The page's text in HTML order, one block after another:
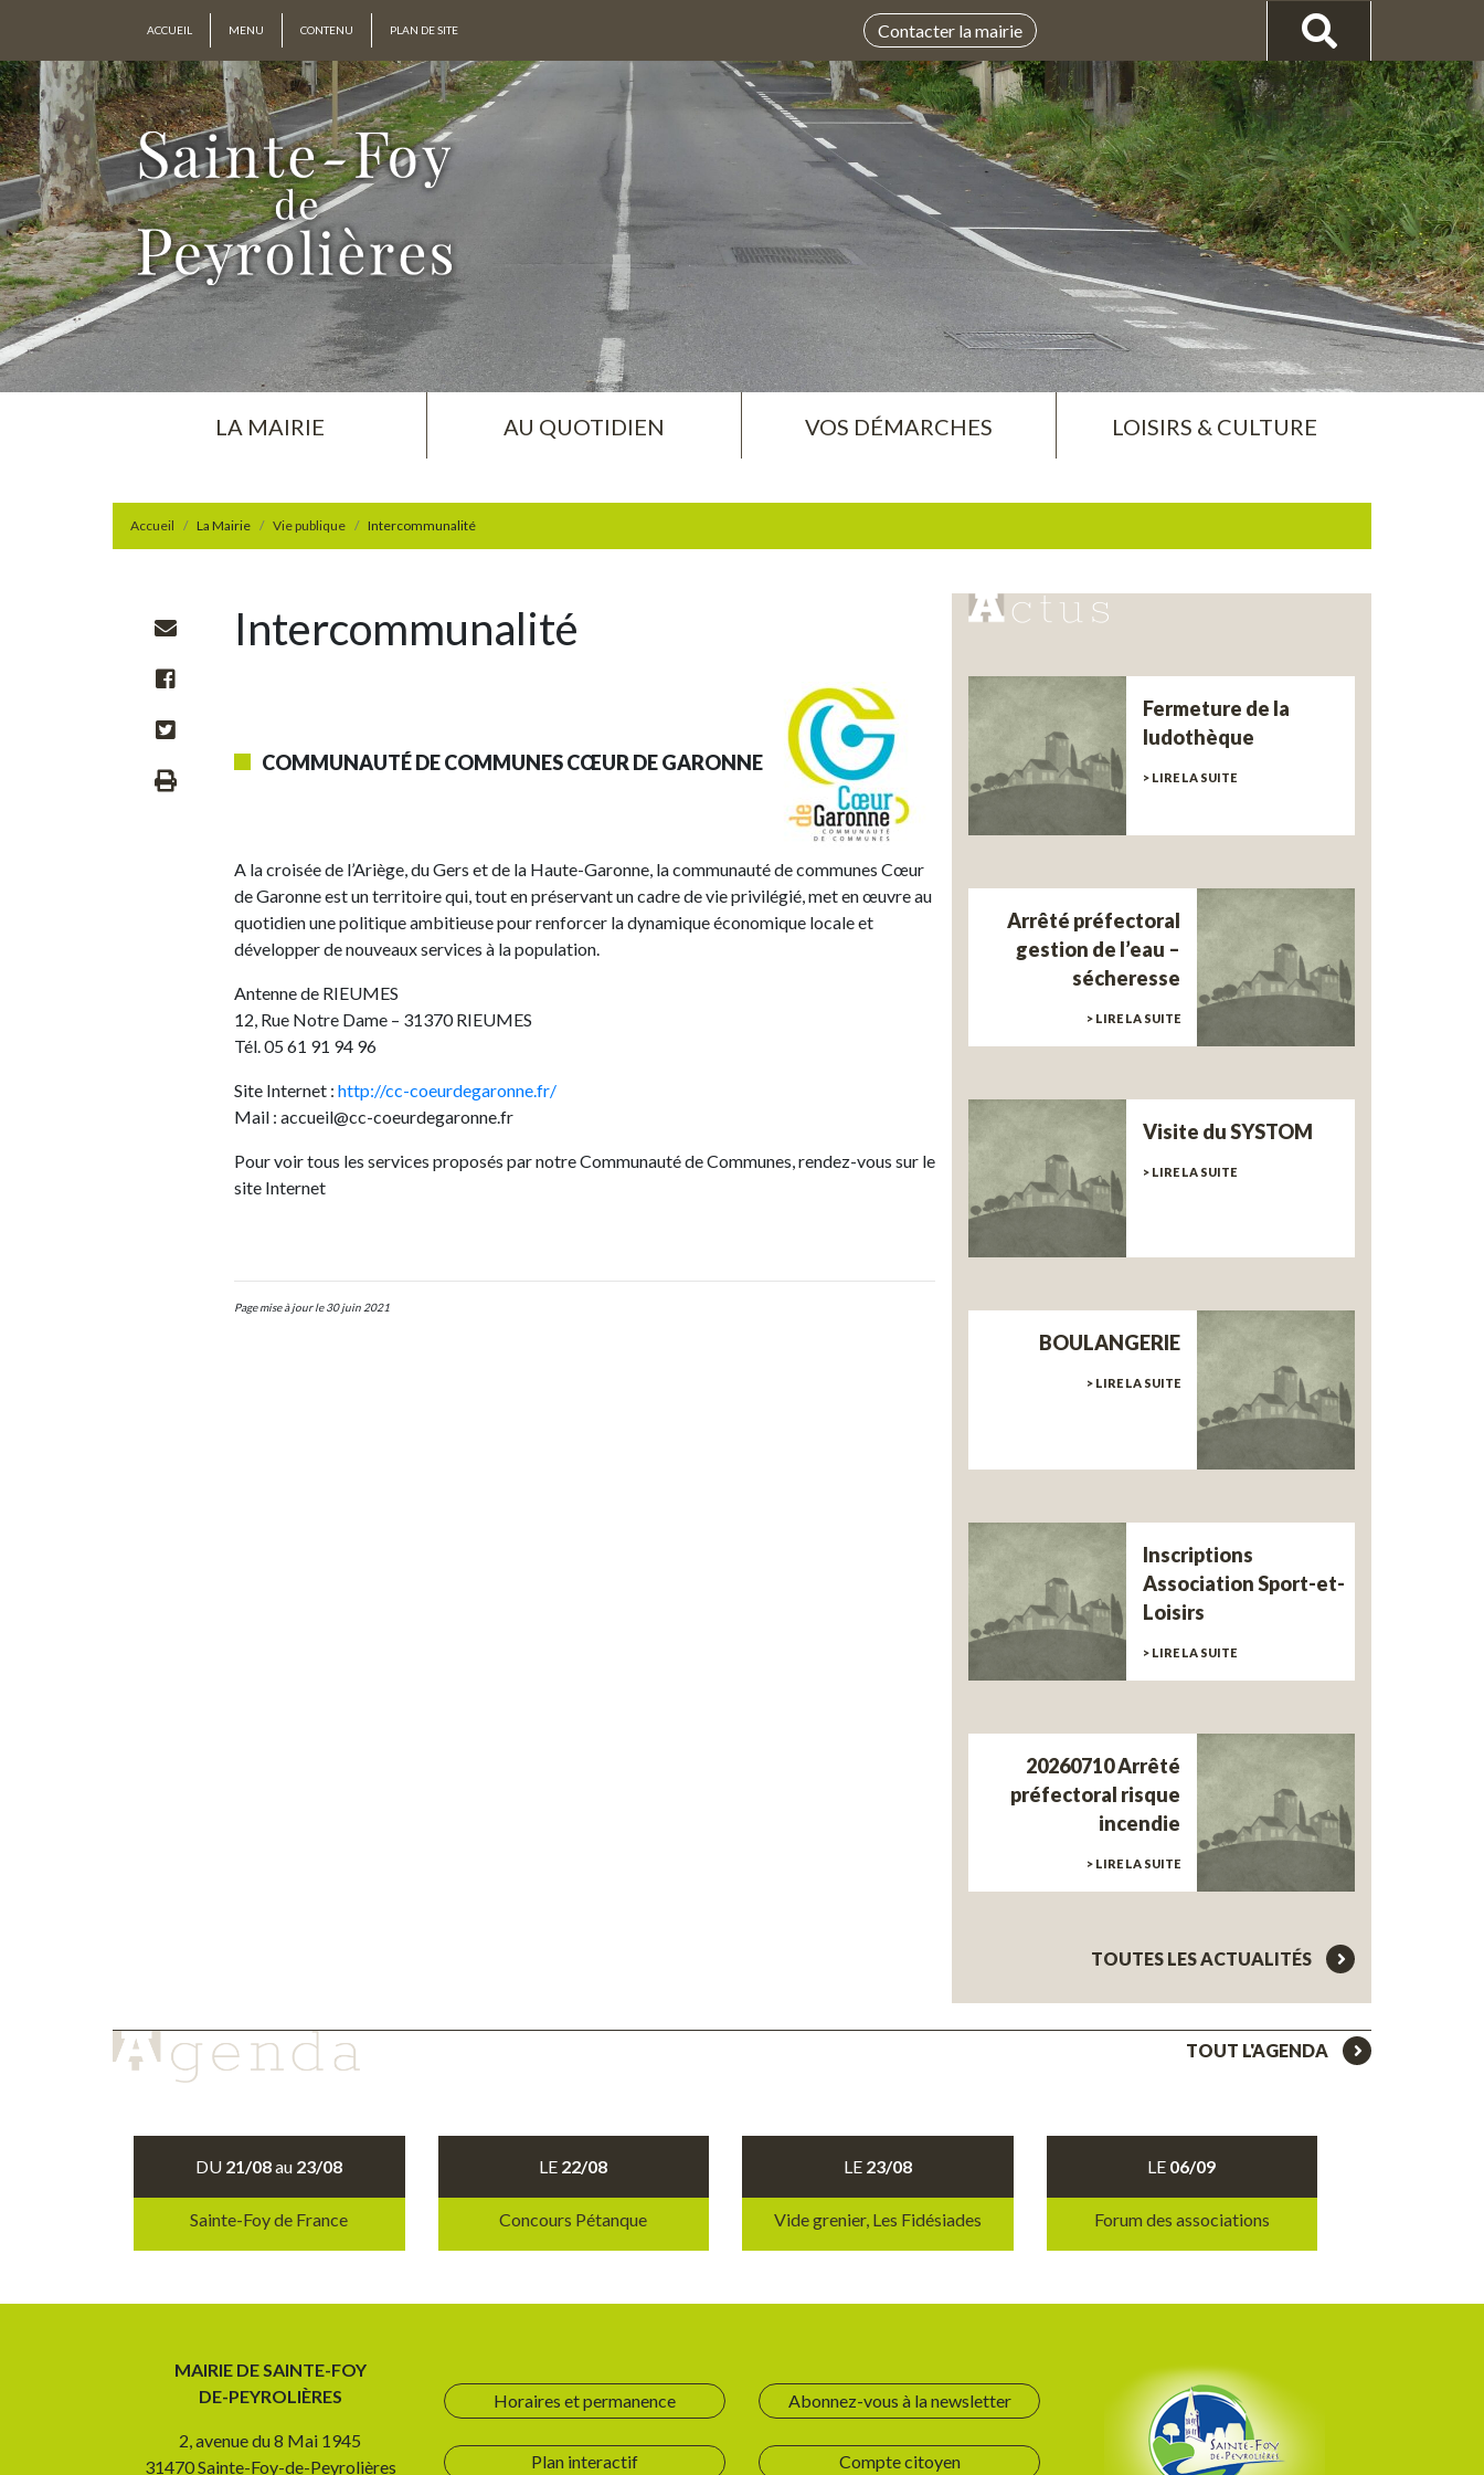
ACCUEIL MENU CONTENU PLAN DE SITE Contacter la mairie
LA MAIRIE AU QUOTIDIEN VOS DÉMARCHES LOISIRS & CULTURE
Accueil La Mairie Vie publique Intercommunalité
Intercommunalité
COMMUNAUTÉ DE COMMUNES CŒUR DE GARONNE
A la croisée de l’Ariège, du Gers et de la Haute-Garonne, la communauté de communes Cœur
de Garonne est un territoire qui, tout en préservant un cadre de vie privilégié, met en œuvre au
quotidien une politique ambitieuse pour renforcer la dynamique économique locale et
développer de nouveaux services à la population.
Antenne de RIEUMES
12, Rue Notre Dame – 31370 RIEUMES
Tél. 05 61 91 94 96
Site Internet : http://cc-coeurdegaronne.fr/
Mail : accueil@cc-coeurdegaronne.fr
Pour voir tous les services proposés par notre Communauté de Communes, rendez-vous sur le
site Internet
Page mise à jour le 30 juin 2021
Fermeture de la
ludothèque
> LIRE LA SUITE
Arrêté préfectoral
gestion de l’eau –
sécheresse
> LIRE LA SUITE
Visite du SYSTOM
> LIRE LA SUITE
BOULANGERIE
> LIRE LA SUITE
Inscriptions
Association Sport-et-
Loisirs
> LIRE LA SUITE
20260710 Arrêté
préfectoral risque
incendie
> LIRE LA SUITE
TOUTES LES ACTUALITÉS
TOUT L'AGENDA
DU 21/08au 23/08
Sainte-Foy de France
LE 22/08
Concours Pétanque
LE 23/08
Vide grenier, Les Fidésiades
LE 06/09
Forum des associations
MAIRIE DE SAINTE-FOY
DE-PEYROLIÈRES
2, avenue du 8 Mai 1945
31470 Sainte-Foy-de-Peyrolières
Horaires et permanence
Plan interactif
Abonnez-vous à la newsletter
Compte citoyen